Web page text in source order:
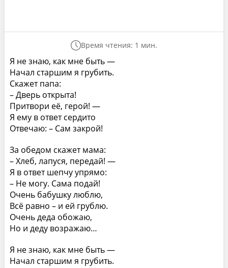
Время чтения: 1 мин.
Я не знаю, как мне быть —
Начал старшим я грубить.
Скажет папа:
– Дверь открыта!
Притвори её, герой! —
Я ему в ответ сердито
Отвечаю: – Сам закрой!
За обедом скажет мама:
– Хлеб, лапуся, передай! —
Я в ответ шепчу упрямо:
– Не могу. Сама подай!
Очень бабушку люблю,
Всё равно – и ей грублю.
Очень деда обожаю,
Но и деду возражаю…
Я не знаю, как мне быть —
Начал старшим я грубить.